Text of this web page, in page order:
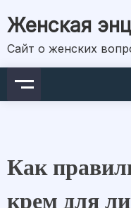
to
content
Женская
Сайт о женских
Как
крем для